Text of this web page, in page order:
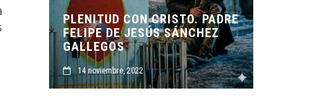
PADRE
ORIGEN Y PROPÓSITO DE
CASA INDI
14 noviembre, 2022